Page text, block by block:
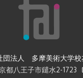
団法人 多摩美術大学校
都八王子市鑓水2-1723